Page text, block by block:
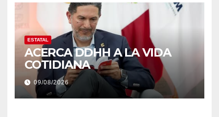
ESTATAL
ACERCA DDHH A LA VIDA
COTIDIANA
09/08/2026